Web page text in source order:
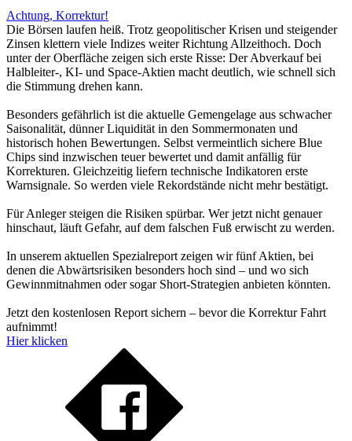
Achtung, Korrektur!
Die Börsen laufen heiß. Trotz geopolitischer Krisen und steigender
Zinsen klettern viele Indizes weiter Richtung Allzeithoch. Doch
unter der Oberfläche zeigen sich erste Risse: Der Abverkauf bei
Halbleiter-, KI- und Space-Aktien macht deutlich, wie schnell sich
die Stimmung drehen kann.
Besonders gefährlich ist die aktuelle Gemengelage aus schwacher
Saisonalität, dünner Liquidität in den Sommermonaten und
historisch hohen Bewertungen. Selbst vermeintlich sichere Blue
Chips sind inzwischen teuer bewertet und damit anfällig für
Korrekturen. Gleichzeitig liefern technische Indikatoren erste
Warnsignale. So werden viele Rekordstände nicht mehr bestätigt.
Für Anleger steigen die Risiken spürbar. Wer jetzt nicht genauer
hinschaut, läuft Gefahr, auf dem falschen Fuß erwischt zu werden.
In unserem aktuellen Spezialreport zeigen wir fünf Aktien, bei
denen die Abwärtsrisiken besonders hoch sind – und wo sich
Gewinnmitnahmen oder sogar Short-Strategien anbieten könnten.
Jetzt den kostenlosen Report sichern – bevor die Korrektur Fahrt
aufnimmt!
Hier klicken